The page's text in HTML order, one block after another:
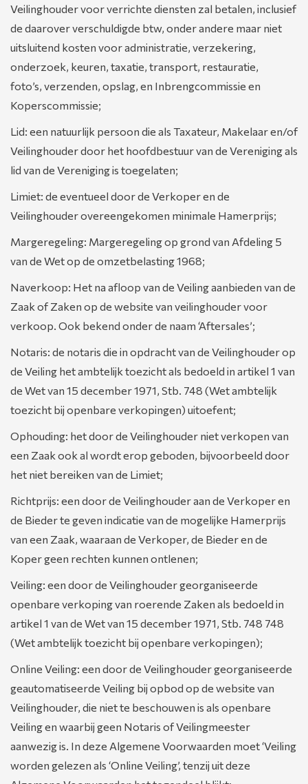
Veilinghouder voor verrichte diensten zal betalen, inclusief
de daarover verschuldigde btw, onder andere maar niet
uitsluitend kosten voor administratie, verzekering,
onderzoek, keuren, taxatie, transport, restauratie,
foto’s, verzenden, opslag, en Inbrengcommissie en
Koperscommissie;
Lid: een natuurlijk persoon die als Taxateur, Makelaar en/of
Veilinghouder door het hoofdbestuur van de Vereniging als
lid van de Vereniging is toegelaten;
Limiet: de eventueel door de Verkoper en de
Veilinghouder overeengekomen minimale Hamerprijs;
Margeregeling: Margeregeling op grond van Afdeling 5
van de Wet op de omzetbelasting 1968;
Naverkoop: Het na afloop van de Veiling aanbieden van de
Zaak of Zaken op de website van veilinghouder voor
verkoop. Ook bekend onder de naam ‘Aftersales’;
Notaris: de notaris die in opdracht van de Veilinghouder op
de Veiling het ambtelijk toezicht als bedoeld in artikel 1 van
de Wet van 15 december 1971, Stb. 748 (Wet ambtelijk
toezicht bij openbare verkopingen) uitoefent;
Ophouding: het door de Veilinghouder niet verkopen van
een Zaak ook al wordt erop geboden, bijvoorbeeld door
het niet bereiken van de Limiet;
Richtprijs: een door de Veilinghouder aan de Verkoper en
de Bieder te geven indicatie van de mogelijke Hamerprijs
van een Zaak, waaraan de Verkoper, de Bieder en de
Koper geen rechten kunnen ontlenen;
Veiling: een door de Veilinghouder georganiseerde
openbare verkoping van roerende Zaken als bedoeld in
artikel 1 van de Wet van 15 december 1971, Stb. 748 748
(Wet ambtelijk toezicht bij openbare verkopingen);
Online Veiling: een door de Veilinghouder georganiseerde
geautomatiseerde Veiling bij opbod op de website van
Veilinghouder, die niet te beschouwen is als openbare
Veiling en waarbij geen Notaris of Veilingmeester
aanwezig is. In deze Algemene Voorwaarden moet ‘Veiling
worden gelezen als ‘Online Veiling’, tenzij uit deze